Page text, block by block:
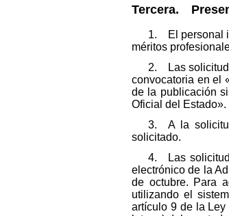
Tercera.
1. El personal
méritos
2. Las
convocatoria en el
de la publicación
Oficial del Estado».
3. A la
solicitado.
4. Las
electrónico de la
de octubre. Para
utilizando el
artículo 9 de la Ley